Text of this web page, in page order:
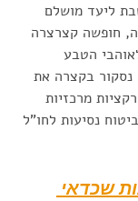
ליעד מושלם
חופשה קצרצרה
הטבע
נסקור בקצרה את
מרכזיות
נסיעות לחו"ל
שכדאי